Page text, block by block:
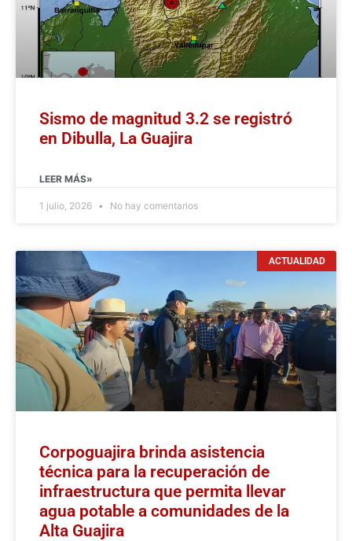
Sismo de magnitud 3.2 se registró
en Dibulla, La Guajira
LEER MÁS»
1 julio, 2026 No hay comentarios
ACTUALIDAD
Corpoguajira brinda asistencia
técnica para la recuperación de
infraestructura que permita llevar
agua potable a comunidades de la
Alta Guajira